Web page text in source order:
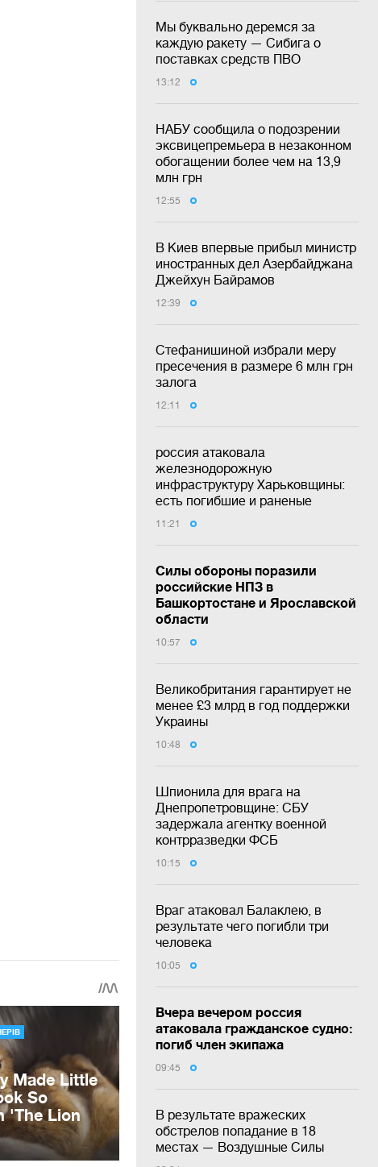
Мы буквально деремся за
каждую ракету — Сибига о
поставках средств ПВО
13:12
НАБУ сообщила о подозрении
эксвицепремьера в незаконном
обогащении более чем на 13,9
млн грн
12:55
В Киев впервые прибыл министр
иностранных дел Азербайджана
Джейхун Байрамов
12:39
Стефанишиной избрали меру
пресечения в размере 6 млн грн
залога
12:11
россия атаковала
железнодорожную
инфраструктуру Харьковщины:
есть погибшие и раненые
11:21
Силы обороны поразили
российские НПЗ в
Башкортостане и Ярославской
области
10:57
Великобритания гарантирует не
менее £3 млрд в год поддержки
Украины
10:48
Шпионила для врага на
Днепропетровщине: СБУ
задержала агентку военной
контрразведки ФСБ
10:15
Враг атаковал Балаклею, в
результате чего погибли три
человека
10:05
Вчера вечером россия
атаковала гражданское судно:
погиб член экипажа
09:45
В результате вражеских
обстрелов попадание в 18
местах — Воздушные Силы